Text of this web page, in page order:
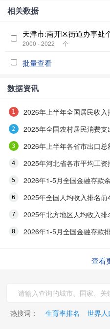
相关数据
天津市:南开区街道办事处
2000 - 2022 个
批量查看
数据资讯
2026年上半年全国居民收
2025年全国农村居民消费
2026年上半年各省市出口总
2025年河北省各市平均工资
2026年1-5月全国金融存款
2025年全国人均收入排名前
2025年北方地区人均收入
2026年1-5月全国金融存款
查看
热搜词： 生育率排名 世界人